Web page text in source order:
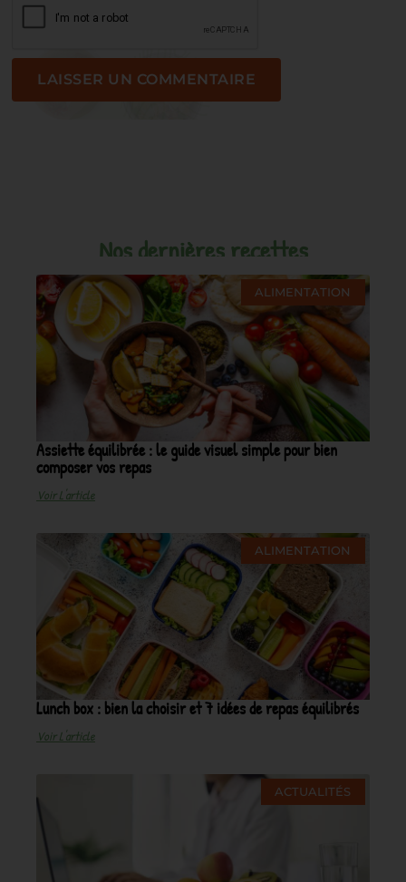
Nos dernières recettes
ALIMENTATION
Assiette équilibrée : le guide visuel simple pour bien
composer vos repas
Voir L'article
ALIMENTATION
Lunch box : bien la choisir et 7 idées de repas équilibrés
Voir L'article
ACTUALITÉS